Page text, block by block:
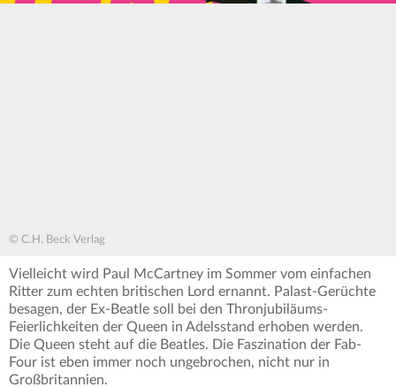
© C.H. Beck Verlag
Vielleicht wird Paul McCartney im Sommer vom einfachen
Ritter zum echten britischen Lord ernannt. Palast-Gerüchte
besagen, der Ex-Beatle soll bei den Thronjubiläums-
Feierlichkeiten der Queen in Adelsstand erhoben werden.
Die Queen steht auf die Beatles. Die Faszination der Fab-
Four ist eben immer noch ungebrochen, nicht nur in
Großbritannien.